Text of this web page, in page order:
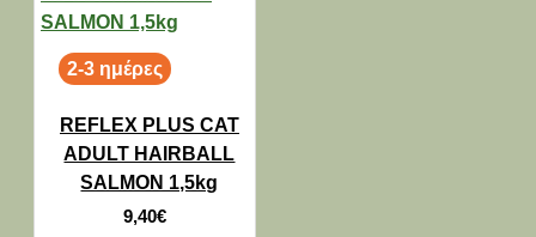
2-3 ημέρες
REFLEX PLUS CAT
ADULT HAIRBALL
SALMON 1,5kg
9,40€